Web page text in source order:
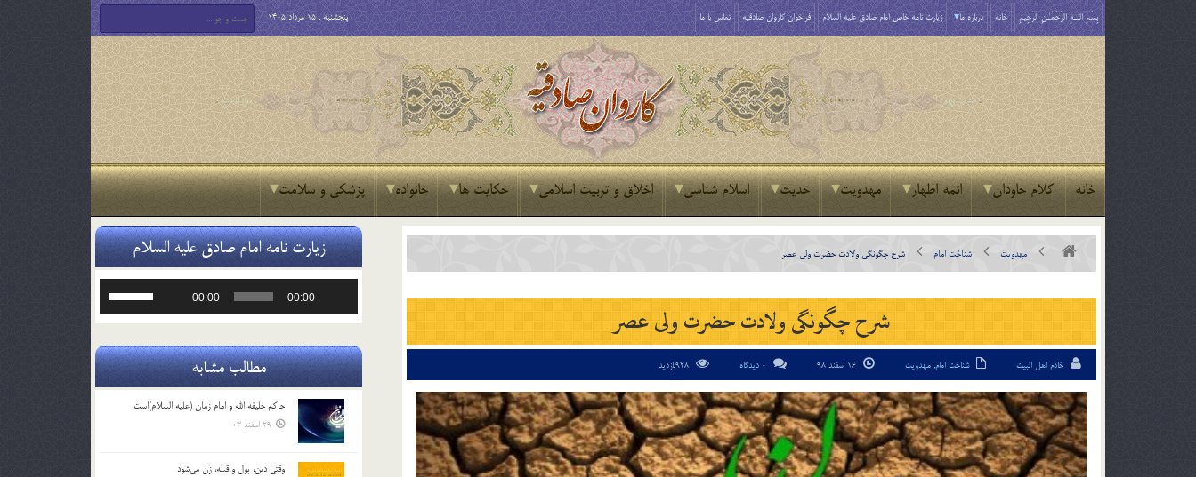
بِسْمِ اللَّـهِ الرَّحْمَـٰنِ الرَّحِيمِ خانه درباره ما زیارت نامه خاص امام صادق علیه السلام فراخوان کاروان صادقیه تماس با ما پنجشنبه , 15 مرداد 1405
خانه کلام جاودان ائمه اطهار مهدویت حدیث اسلام شناسی اخلاق و تربیت اسلامی حکایت ها خانواده پزشکی و سلامت
مهدویت شناخت امام شرح چگونگى ولادت حضرت ولى عصر
شرح چگونگى ولادت حضرت ولى عصر
خادم اهل البیت شناخت امام, مهدویت 0 دیدگاه
زیارت نامه امام صادق علیه السلام
00:00
00:00
یا
صدا
کلیدهای
مطالب مشابه
حاکم خليفه الله و امام زمان (علیه السلام)است
29 اسفند 03
وقتی دین، پول و قبله، زن می‌شود